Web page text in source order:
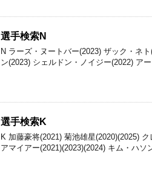
選手検索N
N ラーズ・ヌートバー(2023) ザック・ネ
ン(2023) シェルドン・ノイジー(2022) ア
選手検索K
K 加藤豪将(2021) 菊池雄星(2020)(2025)
アマイアー(2021)(2023)(2024) キム・ハ